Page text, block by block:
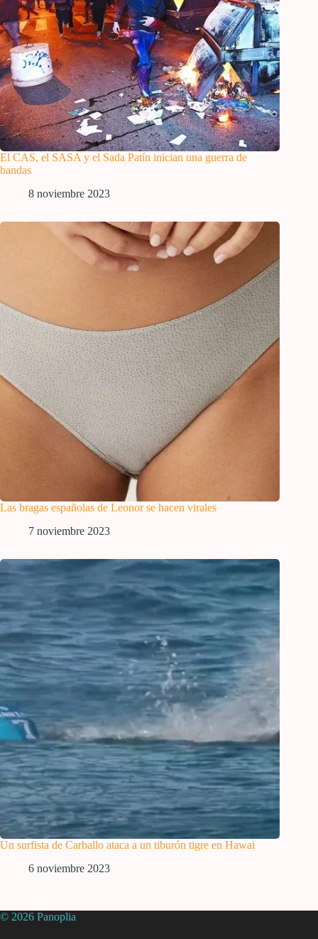
El CAS, el SASA y el Sada Patín inician una guerra de
bandas
8 noviembre 2023
Las bragas españolas de Leonor se hacen virales
7 noviembre 2023
Un surfista de Carballo ataca a un tiburón tigre en Hawai
6 noviembre 2023
© 2026 Panoplia